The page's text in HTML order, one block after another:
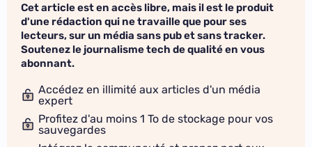
Cet article est en accès libre, mais il est le produit
d'une rédaction qui ne travaille que pour ses
lecteurs, sur un média sans pub et sans tracker.
Soutenez le journalisme tech de qualité en vous
abonnant.
Accédez en illimité aux articles d'un média
expert
Profitez d'au moins 1 To de stockage pour vos
sauvegardes